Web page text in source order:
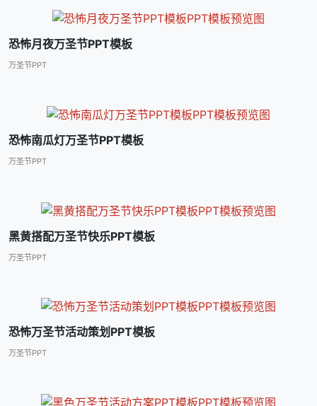
恐怖月夜万圣节PPT模板
万圣节PPT
恐怖南瓜灯万圣节PPT模板
万圣节PPT
黑黄搭配万圣节快乐PPT模板
万圣节PPT
恐怖万圣节活动策划PPT模板
万圣节PPT